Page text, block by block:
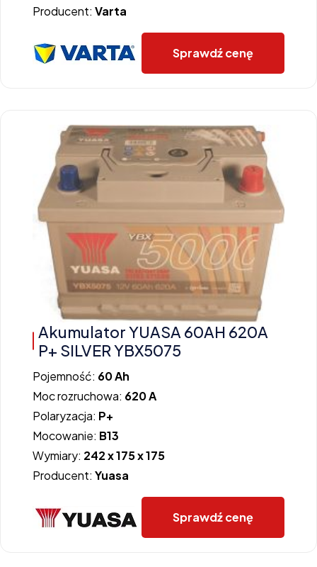
Producent: Varta
Sprawdź cenę
Akumulator YUASA 60AH 620A
P+ SILVER YBX5075
Pojemność: 60 Ah
Moc rozruchowa: 620 A
Polaryzacja: P+
Mocowanie: B13
Wymiary: 242 x 175 x 175
Producent: Yuasa
Sprawdź cenę